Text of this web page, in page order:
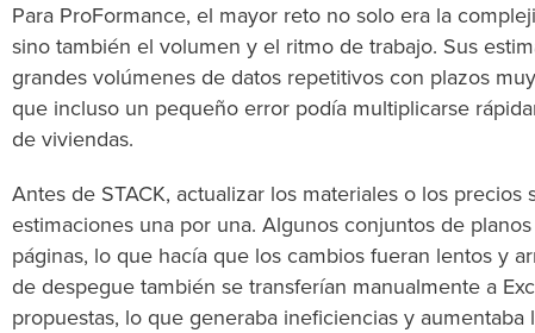
Para ProFormance, el mayor reto no solo era la
sino también el volumen y el ritmo de trabajo. Sus
grandes volúmenes de datos repetitivos con plazos
que incluso un pequeño error podía multiplicarse
de viviendas.
Antes de STACK, actualizar los materiales o los precios
estimaciones una por una. Algunos conjuntos de
páginas, lo que hacía que los cambios fueran lentos y
de despegue también se transferían manualmente a
propuestas, lo que generaba ineficiencias y aumentaba